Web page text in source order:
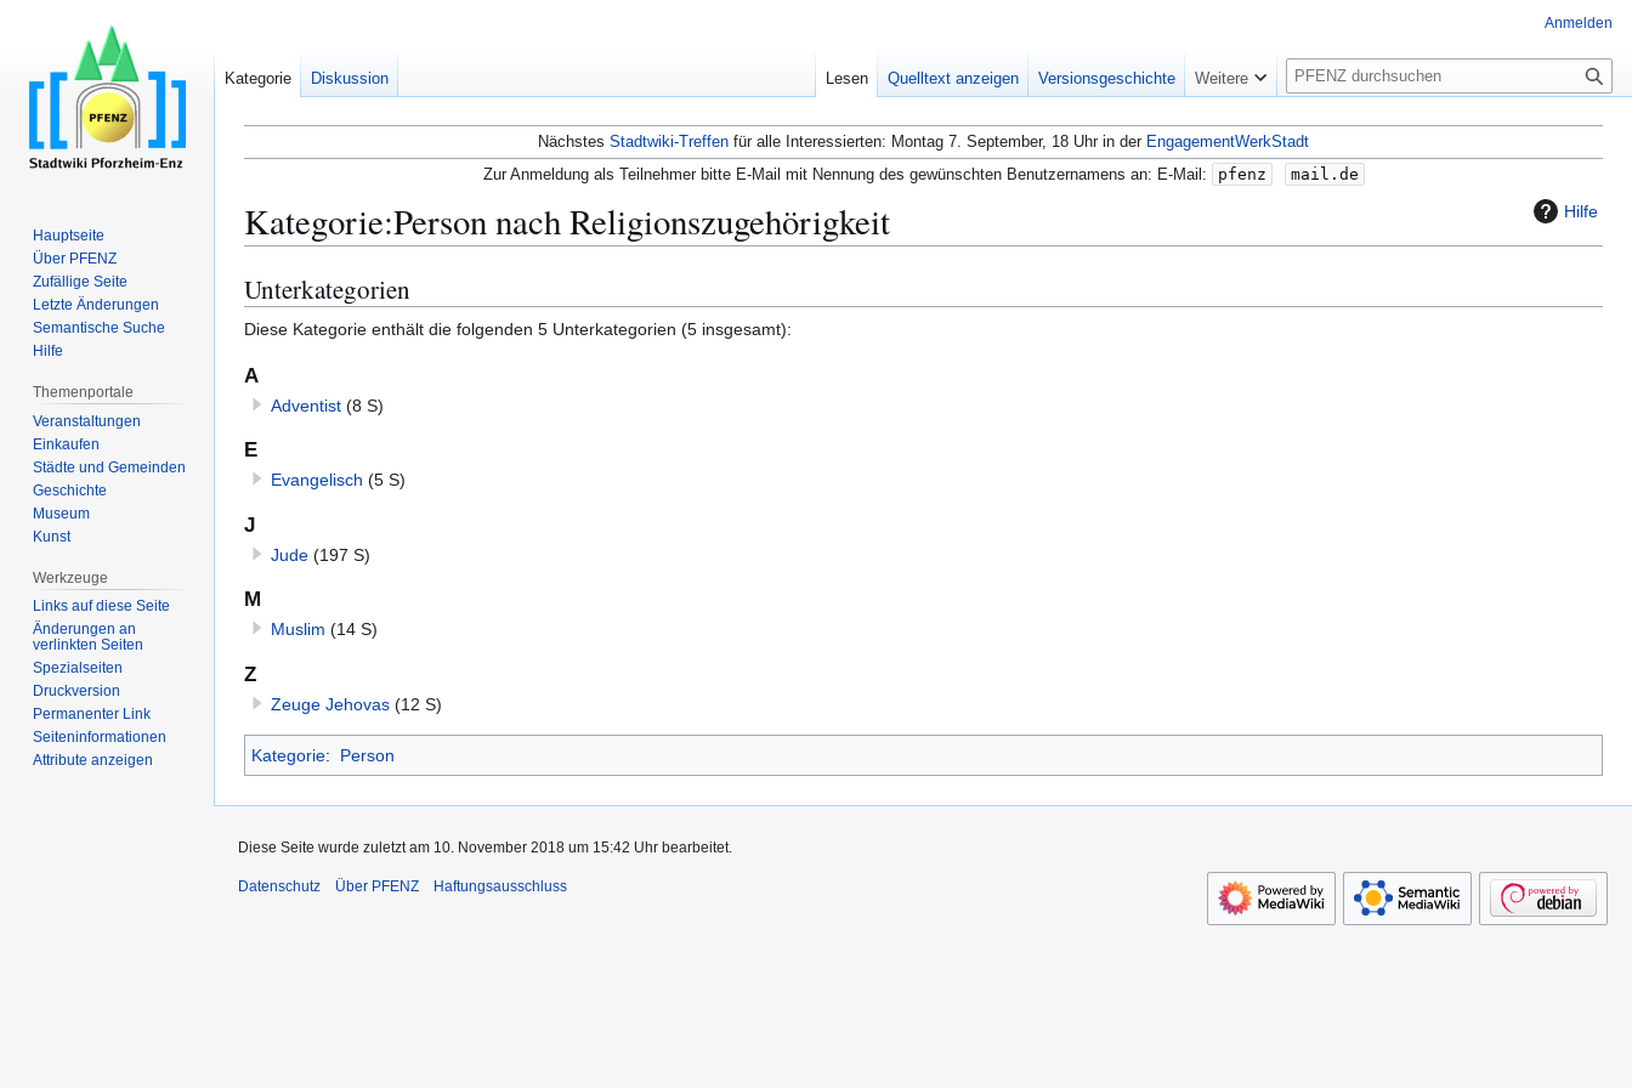
Nächstes Stadtwiki-Treffen für alle Interessierten: Montag 7. September, 18 Uhr in der EngagementWerkStadt
Zur Anmeldung als Teilnehmer bitte E-Mail mit Nennung des gewünschten Benutzernamens an: E-Mail:
pfenz mail.de
Hilfe
Kategorie:Person nach Religionszugehörigkeit
Zur
Navigation
springen
Zur
Suche
springen
Unterkategorien
Diese Kategorie enthält die folgenden 5 Unterkategorien (5 insgesamt):
A
Adventist (8 S)
E
Evangelisch (5 S)
J
Jude (197 S)
M
Muslim (14 S)
Z
Zeuge Jehovas (12 S)
Kategorie: Person
Anmelden
Kategorie Diskussion Lesen Quelltext anzeigen Versionsgeschichte Weitere
S
u
c
h
e
Hauptseite
Über PFENZ
Zufällige Seite
Letzte Änderungen
Semantische Suche
Hilfe
Themenportale
Veranstaltungen
Einkaufen
Städte und Gemeinden
Geschichte
Museum
Kunst
Werkzeuge
Links auf diese Seite
Änderungen an
verlinkten Seiten
Spezialseiten
Druckversion
Permanenter Link
Seiten­­informationen
Attribute anzeigen
Diese Seite wurde zuletzt am 10. November 2018 um 15:42 Uhr bearbeitet.
Datenschutz Über PFENZ Haftungsausschluss